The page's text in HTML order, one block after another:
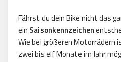
Fährst du dein Bike nicht das
ein Saisonkennzeichen
Wie bei größeren Motorrädern
zwei bis elf Monate im Jahr